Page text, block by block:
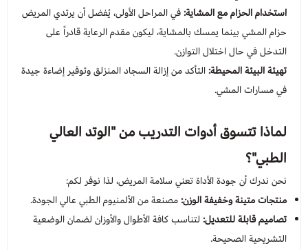
استخدام الحزام مع المشاية:في المراحل الأولى، يُفضل أن يرتدي المريض
حزام المشي بينما يمسك بالمشاية، ليكون مقدم الرعاية قادراً على
التدخل في حال اختلال التوازن.
تهيئة البيئة المحيطة:التأكد من إزالة السجاد المنزلق وتوفير إضاءة جيدة
في مسارات المشي.
لماذا تتسوق أدوات التدريب من "الوتد العالي
الطبي"؟
نحن ندرك أن جودة الأداة تعني سلامة المريض، لذا نوفر لكم:
منتجات متينة وخفيفة الوزن:مصنعة من الألمنيوم الطبي عالي الجودة.
تصاميم قابلة للتعديل:لتناسب كافة الأطوال والأوزان لضمان الوضعية
التشريحية الصحيحة.